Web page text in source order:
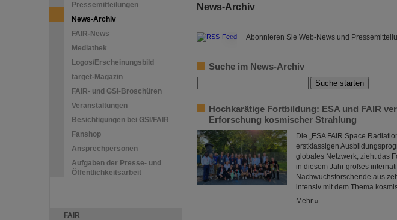
Pressemitteilungen
News-Archiv
FAIR-News
Mediathek
Logos/Erscheinungsbild
target-Magazin
FAIR- und GSI-Broschüren
Veranstaltungen
Besichtigungen bei GSI/FAIR
Fanshop
Ansprechpersonen
Aufgaben der Presse- und
Öffentlichkeitsarbeit
FAIR
News-Archiv
© Abonnieren Sie Web-News und
Suche im News-Archiv
Hochkarätige Fortbildung: ESA und FAIR
Erforschung kosmischer Strahlung
Die „ESA FAIR Space
erstklassigen
globales Netzwerk, zieht das
in diesem Jahr großes
Nachwuchsforschende aus
intensiv mit dem Thema
Mehr »